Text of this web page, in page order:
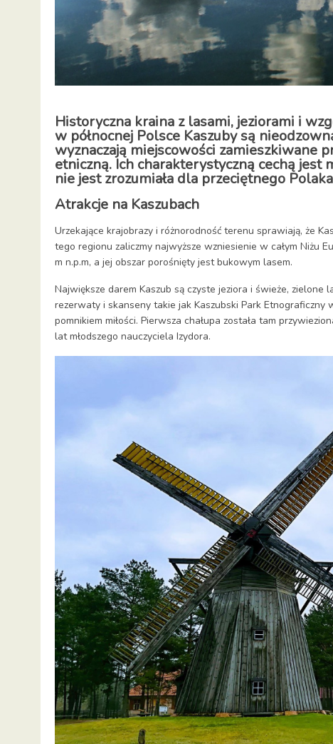
Historyczna kraina z lasami, jeziorami i
w północnej Polsce Kaszuby są
wyznaczają miejscowości zamieszkiwane
etniczną. Ich charakterystyczną cechą jest
nie jest zrozumiała dla przeciętnego
Atrakcje na Kaszubach
Urzekające krajobrazy i różnorodność terenu sprawiają, że
tego regionu zaliczmy najwyższe wzniesienie w całym Niżu
m n.p.m, a jej obszar porośnięty jest bukowym lasem.
Największe darem Kaszub są czyste jeziora i świeże,
rezerwaty i skanseny takie jak Kaszubski Park Etnograficzny
pomnikiem miłości. Pierwsza chałupa została tam
lat młodszego nauczyciela Izydora.